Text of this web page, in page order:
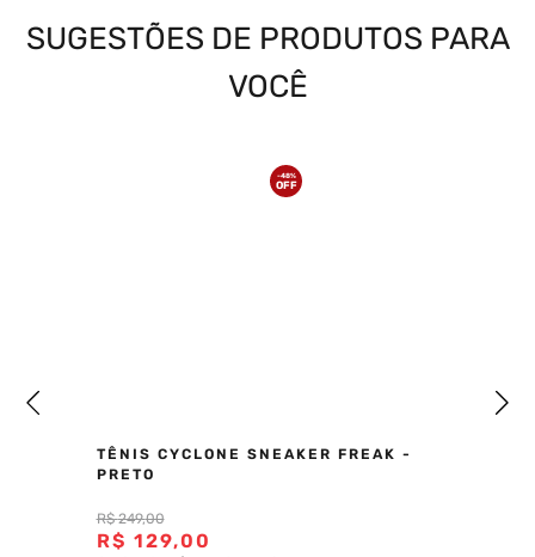
SUGESTÕES DE PRODUTOS PARA
VOCÊ
TÊNIS CYCLONE SNEAKER FREAK -